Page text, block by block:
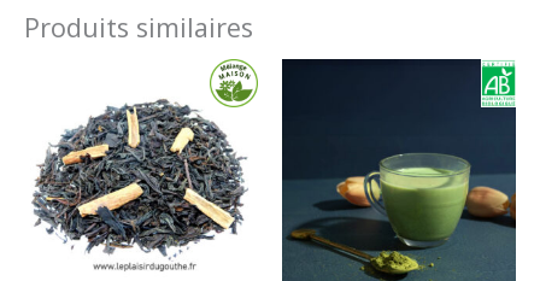
Produits similaires
prix :
0,60 €
à
38,50 €
à
18,00 €